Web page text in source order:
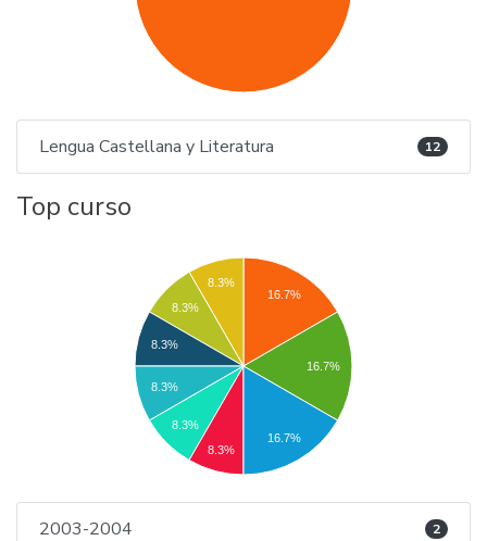
Lengua Castellana y Literatura 12
Top curso
16.7%
16.7%
8.3%
8.3%
8.3%
8.3%
8.3%
8.3%
16.7%
2003-2004 2